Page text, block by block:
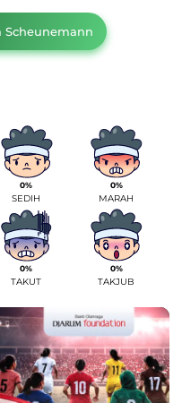
Scheunemann
0%
SEDIH
0%
MARAH
0%
TAKUT
0%
TAKJUB